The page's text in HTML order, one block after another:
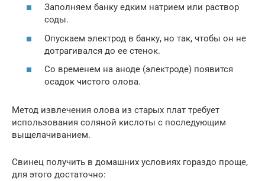
Заполняем банку едким натрием или раствор
соды.
Опускаем электрод в банку, но так, чтобы он не
дотрагивался до ее стенок.
Со временем на аноде (электроде) появится
осадок чистого олова.
Метод извлечения олова из старых плат требует
использования соляной кислоты с последующим
выщелачиванием.
Свинец получить в домашних условиях гораздо проще,
для этого достаточно: